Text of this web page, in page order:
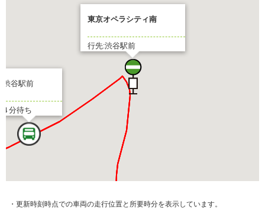
東京オペラシティ南
行先:渋谷駅前
渋谷駅前
4 分待ち
・更新時刻時点での車両の走行位置と所要時分を表示しています。